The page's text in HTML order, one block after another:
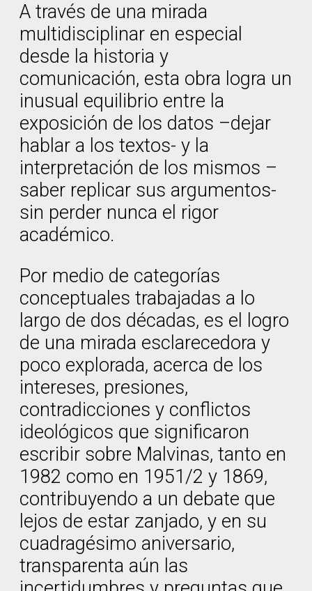
A través de una mirada
multidisciplinar en especial
desde la historia y
comunicación, esta obra logra un
inusual equilibrio entre la
exposición de los datos –dejar
hablar a los textos- y la
interpretación de los mismos –
saber replicar sus argumentos-
sin perder nunca el rigor
académico.
Por medio de categorías
conceptuales trabajadas a lo
largo de dos décadas, es el logro
de una mirada esclarecedora y
poco explorada, acerca de los
intereses, presiones,
contradicciones y conflictos
ideológicos que significaron
escribir sobre Malvinas, tanto en
1982 como en 1951/2 y 1869,
contribuyendo a un debate que
lejos de estar zanjado, y en su
cuadragésimo aniversario,
transparenta aún las